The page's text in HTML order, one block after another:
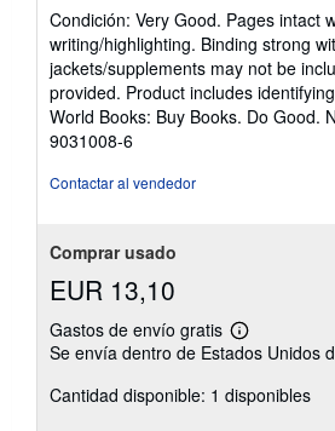
vendedor:
5
de
5
estrellas
Condición: Very Good. Pages intact
writing/highlighting. Binding strong
jackets/supplements may not be
provided. Product includes
World Books: Buy Books. Do Good.
9031008-6
Contactar al vendedor
Comprar usado
EUR 13,10
Gastos de envío gratis
Más
información
las
tarifas
Se envía dentro de Estados Unidos
Cantidad disponible: 1 disponibles